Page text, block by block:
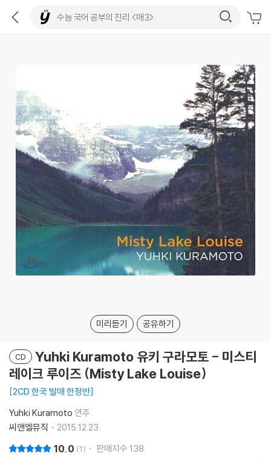
미리듣기 공유하기
CD
Yuhki Kuramoto 유키 구라모토 - 미스티
레이크 루이즈 (Misty Lake Louise)
2CD 한국 발매 한정반
Yuhki Kuramoto 연주
씨앤엘뮤직
2015.12.23.
10.0 1 판매지수 138